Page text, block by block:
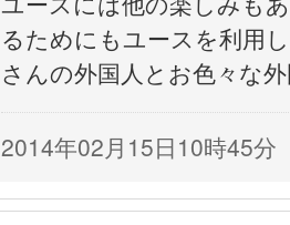
るためにもユースを利用
さんの外国人とお色々な
2014年02月15日10時45分